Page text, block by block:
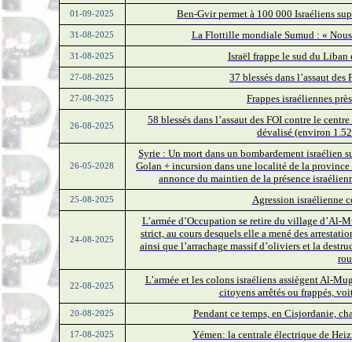
01-09-2025 Ben-Gvir permet à 100 000 Israéliens
31-08-2025 La Flottille mondiale Sumud : «
31-08-2025 Israël frappe le sud du
27-08-2025 37 blessés dans l’assaut
27-08-2025 Frappes israéliennes
26-08-2025
58 blessés dans l’assaut des FOI contre le
dévalisé (environ
26-05-2028
Syrie : Un mort dans un bombardement israélien
Golan + incursion dans une localité de la
annonce du maintien de la présence
25-08-2025 Agression israélienne
24-08-2025
L’armée d’Occupation se retire du village d’Al-
strict, au cours desquels elle a mené des
ainsi que l’arrachage massif d’oliviers et la
22-08-2025
L’armée et les colons israéliens assiègent Al-
citoyens arrêtés ou frappés,
20-08-2025 Pendant ce temps, en Cisjordanie,
17-08-2025 Yémen: la centrale électrique de